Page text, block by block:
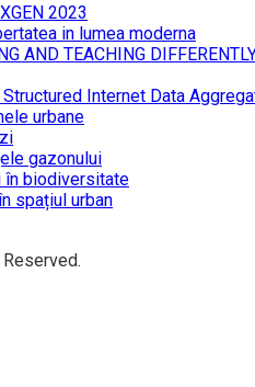
2023
in lumea moderna
AND TEACHING
Internet Data
urbane
gazonului
în biodiversitate
spațiul urban